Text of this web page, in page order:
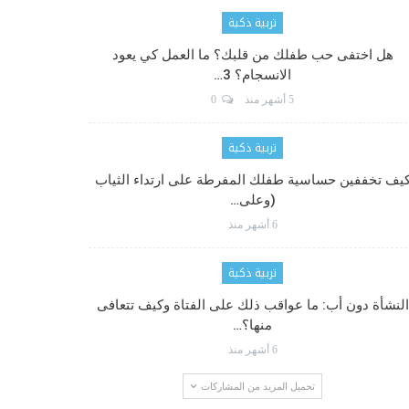
تربية ذكية
هل اختفى حب طفلك من قلبك؟ ما العمل كي يعود
الانسجام؟ 3…
5 أشهر منذ
تربية ذكية
تخففين حساسية طفلك المفرطة على ارتداء الثياب
(وعلى…
6 أشهر منذ
تربية ذكية
النشأة دون أب: ما عواقب ذلك على الفتاة وكيف تتعافى
منها؟…
6 أشهر منذ
تحميل المزيد من المشاركات